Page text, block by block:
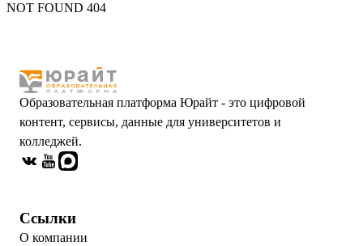
NOT FOUND 404
Образовательная платформа Юрайт - это цифровой
контент, сервисы, данные для университетов и
колледжей.
Ссылки
О компании